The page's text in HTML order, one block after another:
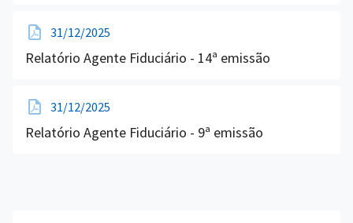
31/12/2025
Relatório Agente Fiduciário - 14ª emissão
31/12/2025
Relatório Agente Fiduciário - 9ª emissão